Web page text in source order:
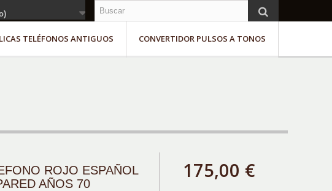
CONVERTIDOR PULSOS A TONOS
TELÉFONOS ANTIGUOS
ROJO ESPAÑOL
AÑOS 70
175,00 €